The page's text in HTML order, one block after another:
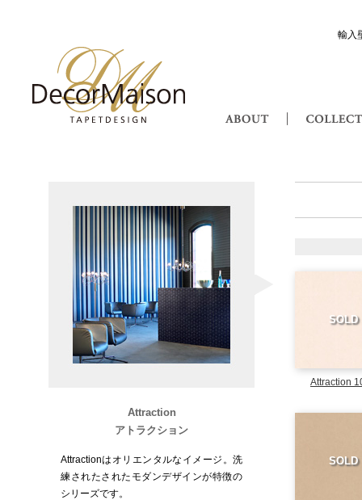
輸入
SOLD
Attraction
SOLD
Attraction
アトラクション
Attractionはオリエンタルなイメージ。洗
練されたされたモダンデザインが特徴の
シリーズです。